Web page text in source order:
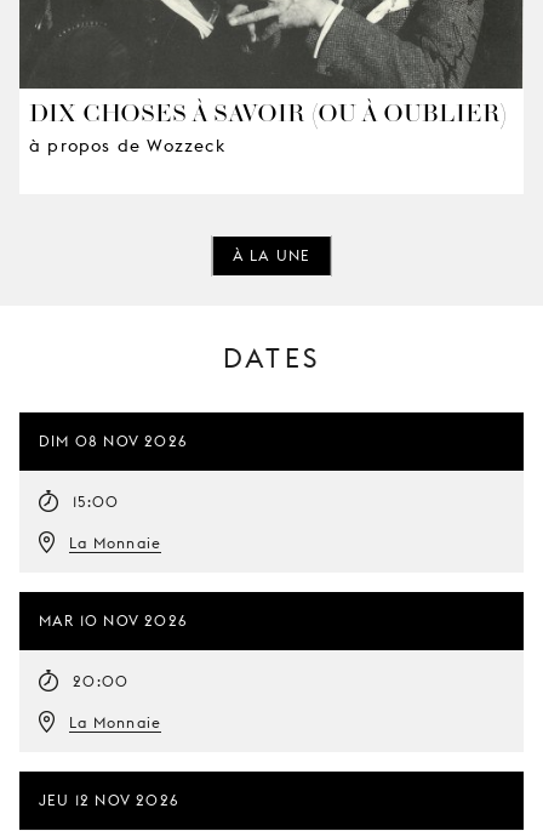
DIX CHOSES À SAVOIR (OU À OUBLIER)
à propos de Wozzeck
À LA UNE
DATES
DIM 08 NOV 2026
15:00
La Monnaie
MAR 10 NOV 2026
20:00
La Monnaie
JEU 12 NOV 2026